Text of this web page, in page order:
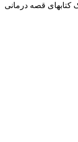
کتابهای قصه درمانی